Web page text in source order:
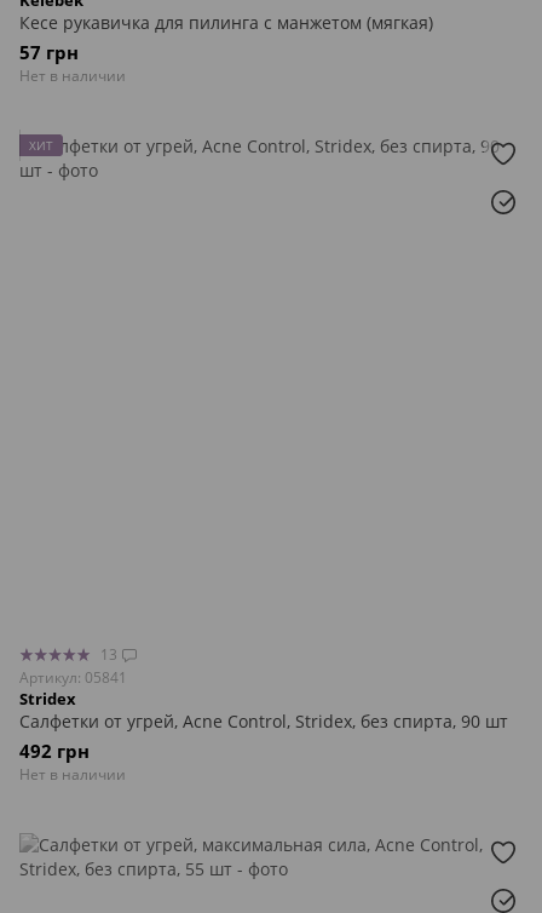
Кесе рукавичка для пилинга с манжетом (мягкая)
57 грн
Нет в наличии
ХИТ
13
Артикул: 05841
Stridex
Салфетки от угрей, Acne Control, Stridex, без спирта, 90 шт
492 грн
Нет в наличии